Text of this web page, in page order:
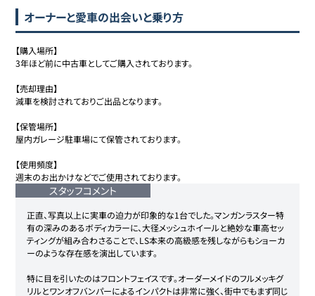
オーナーと愛車の出会いと乗り方
【購入場所】
3年ほど前に中古車としてご購入されております。
【売却理由】
減車を検討されておりご出品となります。
【保管場所】
屋内ガレージ駐車場にて保管されております。
【使用頻度】
週末のお出かけなどでご使用されております。
スタッフコメント
正直、写真以上に実車の迫力が印象的な1台でした。マンガンラスター特
有の深みのあるボディカラーに、大径メッシュホイールと絶妙な車高セッ
ティングが組み合わさることで、LS本来の高級感を残しながらもショーカ
ーのような存在感を演出しています。
特に目を引いたのはフロントフェイスです。オーダーメイドのフルメッキグ
リルとワンオフバンパーによるインパクトは非常に強く、街中でもまず同じ